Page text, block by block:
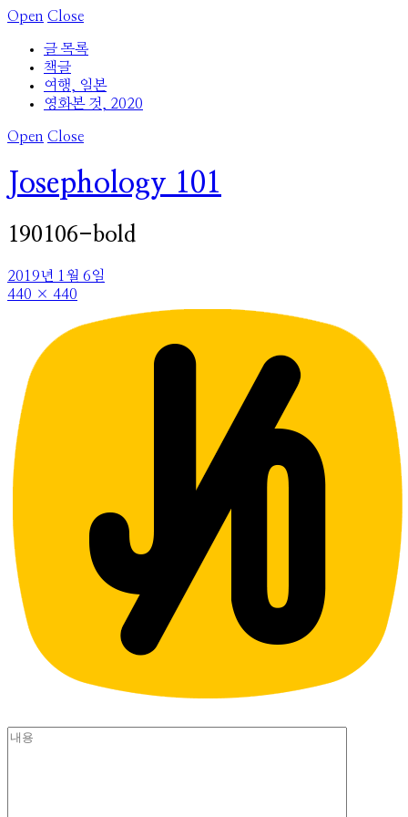
Open Close
글 목록
책글
여행, 일본
영화본 것, 2020
Open Close
Josephology 101
190106-bold
2019년 1월 6일
440 × 440